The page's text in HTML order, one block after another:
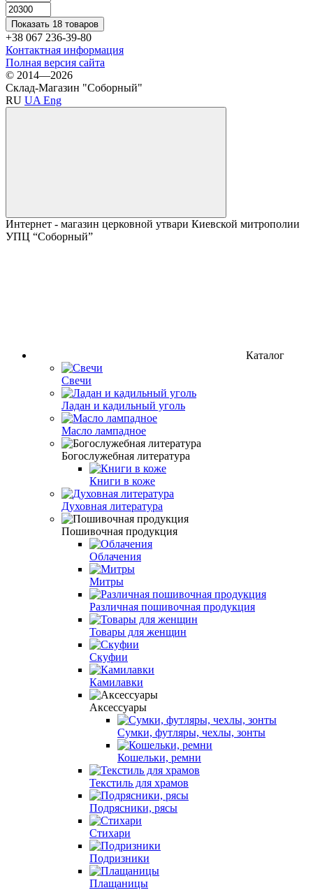
Показать 18 товаров
+38 067 236-39-80
Контактная информация
Полная версия сайта
© 2014—2026
Склад-Магазин "Соборный"
RU UA Eng
Интернет - магазин церковной утвари Киевской митрополии
УПЦ “Соборный”
Каталог
Свечи
Ладан и кадильный уголь
Масло лампадное
Богослужебная литература
Книги в коже
Духовная литература
Пошивочная продукция
Облачения
Митры
Различная пошивочная продукция
Товары для женщин
Скуфии
Камилавки
Аксессуары
Сумки, футляры, чехлы, зонты
Кошельки, ремни
Текстиль для храмов
Подрясники, рясы
Стихари
Подризники
Плащаницы